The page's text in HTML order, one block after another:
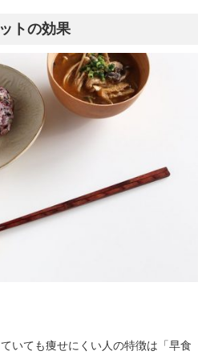
トの効果
いても痩せにくい人の特徴は「早食